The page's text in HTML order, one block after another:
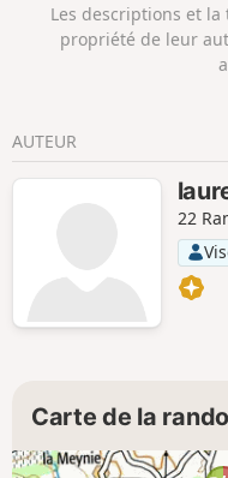
Les descriptions et la
propriété de leur
AUTEUR
22
Carte de la